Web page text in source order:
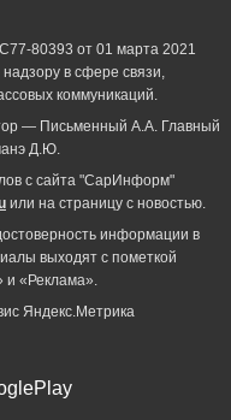
80393 от 01 марта 2021
в сфере связи,
коммуникаций.
— Письменный А.А. Главный
Д.Ю.
с сайта "СарИнформ"
или на страницу с новостью.
информации в
выходят с пометкой
и «Реклама».
Яндекс.Метрика